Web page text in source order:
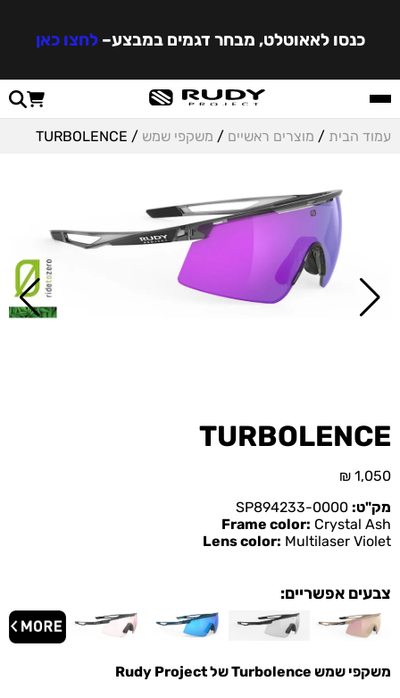
כנסו לאאוטלט, מבחר דגמים במבצע–לחצו כאן
עמוד הבית / מוצרים ראשיים / משקפי שמש / TURBOLENCE
TURBOLENCE
₪ 1,050
מק"ט:
Frame color: Crystal Ash
Lens color: Multilaser Violet
צבעים אפשריים:
משקפי שמש Turbolence של Rudy Project